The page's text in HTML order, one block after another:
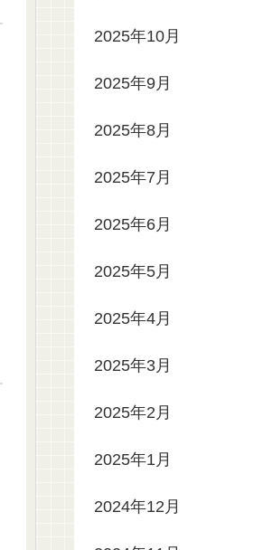
2025年10月
2025年9月
2025年8月
2025年7月
2025年6月
2025年5月
2025年4月
2025年3月
2025年2月
2025年1月
2024年12月